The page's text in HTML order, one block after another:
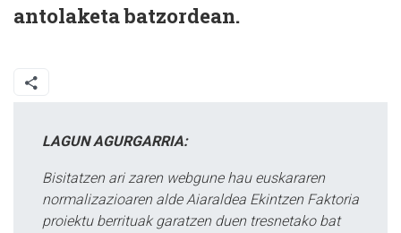
antolaketa batzordean.
LAGUN AGURGARRIA:
Bisitatzen ari zaren webgune hau euskararen
normalizazioaren alde Aiaraldea Ekintzen Faktoria
proiektu berrituak garatzen duen tresnetako bat